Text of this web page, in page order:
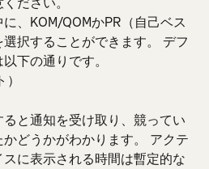
、KOM/QOMかPR（自己ベス
選択することができます。 デフ
下の通りです。
と通知を受け取り、競ってい
どうかがわかります。 アクテ
に表示される時間は暫定的な